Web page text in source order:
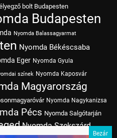
bolt Budapesten
Budapesten
Nyomda Balassagyarmat
Nyomda Békéscsaba
Eger Nyomda Gyula
színek Nyomda Kaposvár
Magyarország
Nyomda Nagykanizsa
Pécs Nyomda Salgótarján
Nyomda Szekszárd